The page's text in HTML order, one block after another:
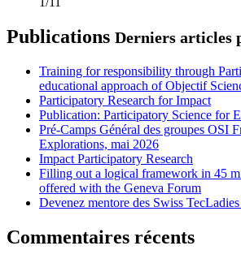
Publications Derniers articles
Training for responsibility through
educational approach of Objectif
Participatory Research for Impact
Publication: Participatory Science for
Pré-Camps Général des groupes OSI
Explorations, mai 2026
Impact Participatory Research
Filling out a logical framework in 45
offered with the Geneva Forum
Devenez mentore des Swiss
Commentaires récents